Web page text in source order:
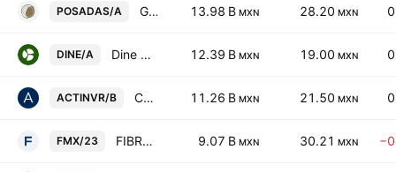
POSADAS/A Grupo Posadas SAB de CV Class A 13.98 B MXN 28.20 MXN
DINE/A Dine Sab de CV Class A 12.39 B MXN 19.00 MXN
ACTINVR/B Corporacion Actinver, SAB de CV Series -B- 11.26 B MXN 21.50 MXN
FMX/23 FIBRAeMX 9.07 B MXN 30.21 MXN